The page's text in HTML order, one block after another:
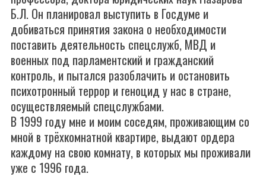
Б.Л. Он планировал выступить в Госдуме и
добиваться принятия закона о необходимости
поставить деятельность спецслужб, МВД и
военных под парламентский и гражданский
контроль, и пытался разоблачить и остановить
психотронный террор и геноцид у нас в стране,
осуществляемый спецслужбами.
В 1999 году мне и моим соседям, проживающим со
мной в трёхкомнатной квартире, выдают ордера
каждому на свою комнату, в которых мы проживали
уже с 1996 года.